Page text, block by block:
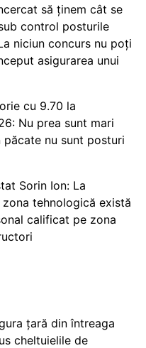
să ținem cât se
control posturile
niciun concurs nu poți
asigurarea unui
cu 9.70 la
Nu prea sunt mari
păcate nu sunt posturi
Sorin Ion: La
tehnologică există
calificat pe zona
țară din întreaga
cheltuielile de